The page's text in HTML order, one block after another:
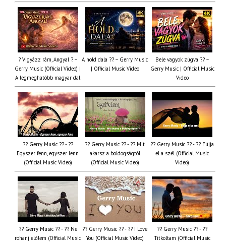
? Vigyázz rám, Angyal ? –
Gerry Music (Official Video) |
A legmeghatóbb magyar dal
A hold dala ?? – Gerry Music
| Official Music Video
Bele vagyok zúgva ?? –
Gerry Music | Official Music
Video
?? Gerry Music ?? - ??
Egyszer fenn, egyszer lenn
(Official Music Video)
?? Gerry Music ?? - ?? Mit
akarsz a boldogságtól
(Official Music Video)
?? Gerry Music ?? - ?? Fújja
el a szél (Official Music
Video)
?? Gerry Music ?? - ?? Ne
rohanj előlem (Official Music
?? Gerry Music ?? - ?? I Love
You (Official Music Video)
?? Gerry Music ?? - ??
Titkoltam (Official Music